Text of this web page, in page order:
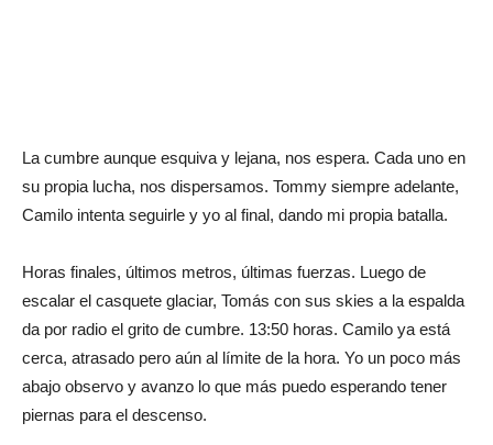
La cumbre aunque esquiva y lejana, nos espera. Cada uno en
su propia lucha, nos dispersamos. Tommy siempre adelante,
Camilo intenta seguirle y yo al final, dando mi propia batalla.
Horas finales, últimos metros, últimas fuerzas. Luego de
escalar el casquete glaciar, Tomás con sus skies a la espalda
da por radio el grito de cumbre. 13:50 horas. Camilo ya está
cerca, atrasado pero aún al límite de la hora. Yo un poco más
abajo observo y avanzo lo que más puedo esperando tener
piernas para el descenso.